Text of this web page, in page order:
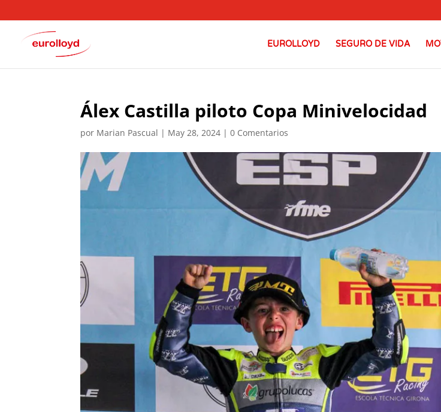
EUROLLOYD SEGURO DE VIDA
Álex Castilla piloto Copa Minivelocidad
por Marian Pascual | May 28, 2024 |0 Comentarios